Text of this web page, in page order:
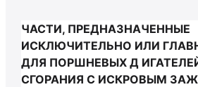
ЧАСТИ, ПРЕДНАЗНАЧЕННЫЕ
ИСКЛЮЧИТЕЛЬНО ИЛИ
ДЛЯ ПОРШНЕВЫХ Д
СГОРАНИЯ С ИСКРОВЫМ